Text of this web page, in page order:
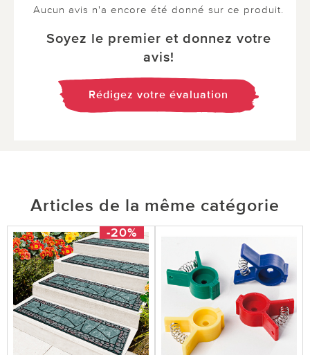
Aucun avis n'a encore été donné sur ce produit.
Soyez le premier et donnez votre
avis!
Rédigez votre évaluation
Articles de la même catégorie
-20%